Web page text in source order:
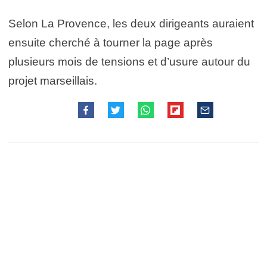
Selon La Provence, les deux dirigeants auraient
ensuite cherché à tourner la page après
plusieurs mois de tensions et d’usure autour du
projet marseillais.